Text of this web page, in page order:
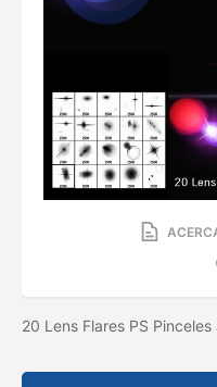
20 Lens Flares PS